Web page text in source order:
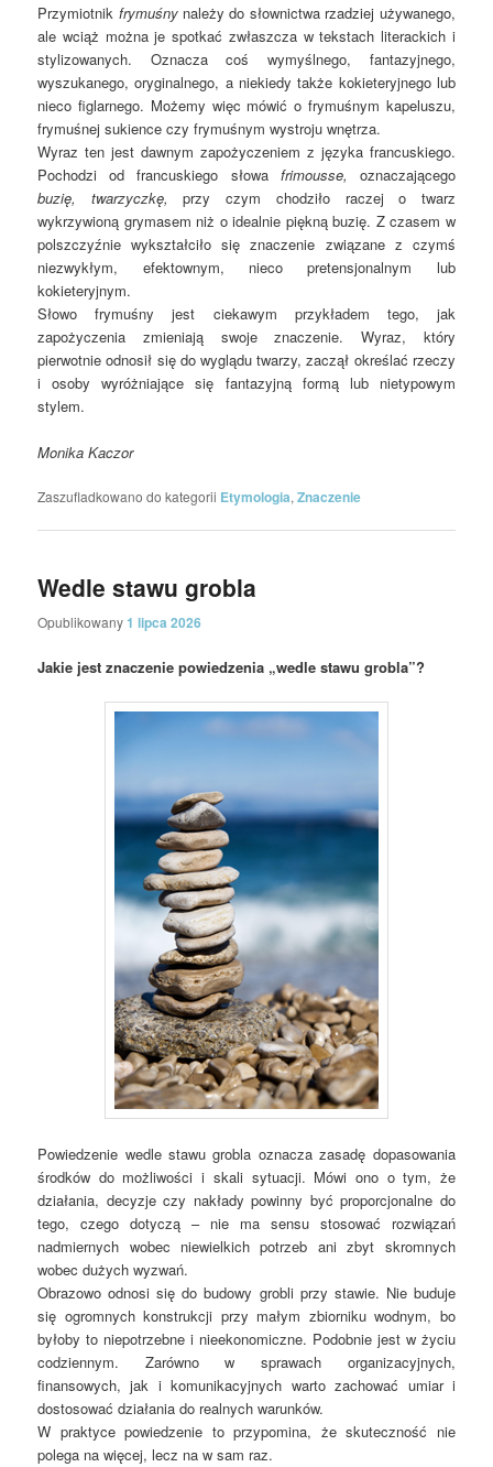
Przymiotnik frymuśnynależy do słownictwa rzadziej używanego,
ale wciąż można je spotkać zwłaszcza w tekstach literackich i
stylizowanych. Oznacza coś wymyślnego, fantazyjnego,
wyszukanego, oryginalnego, a niekiedy także kokieteryjnego lub
nieco figlarnego. Możemy więc mówić o frymuśnym kapeluszu,
frymuśnej sukience czy frymuśnym wystroju wnętrza.
Wyraz ten jest dawnym zapożyczeniem z języka francuskiego.
Pochodzi od francuskiego słowa frimousse, oznaczającego
buzię, twarzyczkę, przy czym chodziło raczej o twarz
wykrzywioną grymasem niż o idealnie piękną buzię. Z czasem w
polszczyźnie wykształciło się znaczenie związane z czymś
niezwykłym, efektownym, nieco pretensjonalnym lub
kokieteryjnym.
Słowo frymuśny jest ciekawym przykładem tego, jak
zapożyczenia zmieniają swoje znaczenie. Wyraz, który
pierwotnie odnosił się do wyglądu twarzy, zaczął określać rzeczy
i osoby wyróżniające się fantazyjną formą lub nietypowym
stylem.
Monika Kaczor
Zaszufladkowano do kategorii Etymologia,Znaczenie
Wedle stawu grobla
Opublikowany1 lipca 2026
Jakie jest znaczenie powiedzenia „wedle stawu grobla”?
Powiedzenie wedle stawu grobla oznacza zasadę dopasowania
środków do możliwości i skali sytuacji. Mówi ono o tym, że
działania, decyzje czy nakłady powinny być proporcjonalne do
tego, czego dotyczą – nie ma sensu stosować rozwiązań
nadmiernych wobec niewielkich potrzeb ani zbyt skromnych
wobec dużych wyzwań.
Obrazowo odnosi się do budowy grobli przy stawie. Nie buduje
się ogromnych konstrukcji przy małym zbiorniku wodnym, bo
byłoby to niepotrzebne i nieekonomiczne. Podobnie jest w życiu
codziennym. Zarówno w sprawach organizacyjnych,
finansowych, jak i komunikacyjnych warto zachować umiar i
dostosować działania do realnych warunków.
W praktyce powiedzenie to przypomina, że skuteczność nie
polega na więcej, lecz na w sam raz.